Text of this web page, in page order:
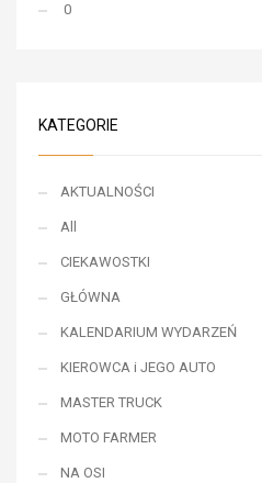
0
KATEGORIE
AKTUALNOŚCI
All
CIEKAWOSTKI
GŁÓWNA
KALENDARIUM WYDARZEŃ
KIEROWCA i JEGO AUTO
MASTER TRUCK
MOTO FARMER
NA OSI